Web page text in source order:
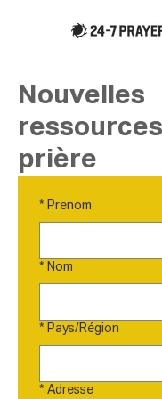
Nouvelles
prière
* Prenom
* Nom
Multi-line address
* Pays/Région
* Adresse